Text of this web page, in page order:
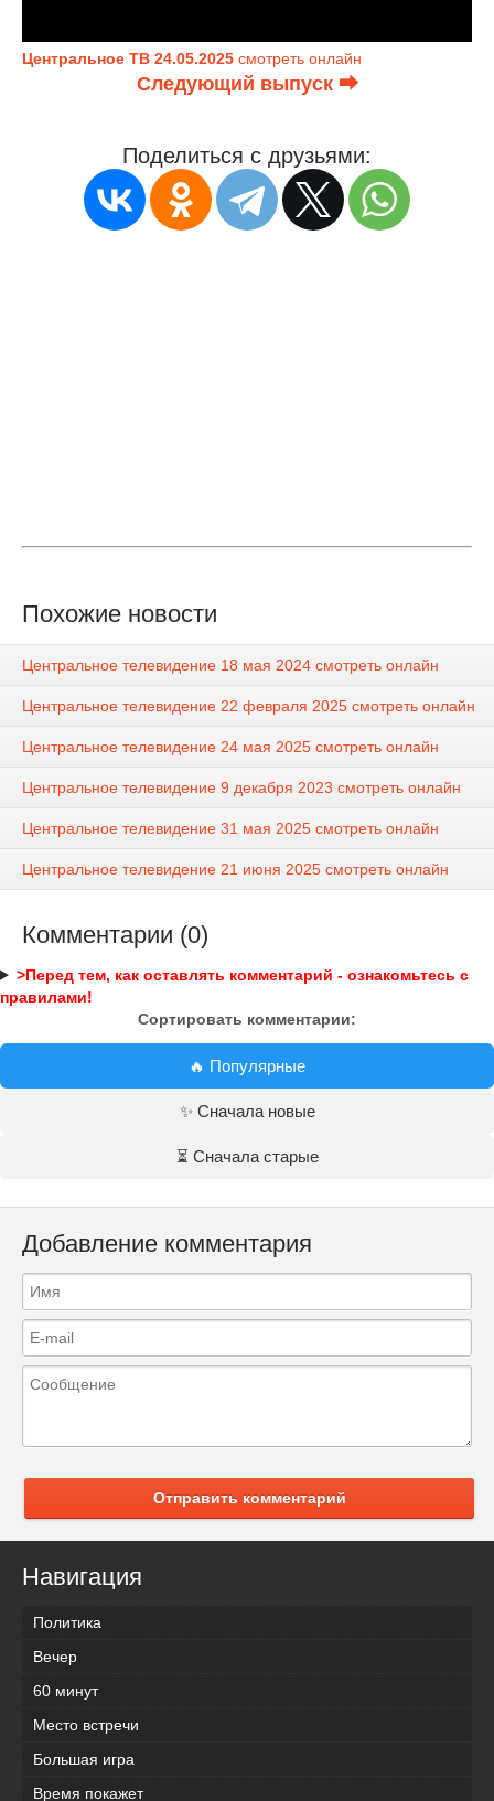
Центральное ТВ 24.05.2025 смотреть онлайн
Следующий выпуск ⮕
Поделиться с друзьями:
Похожие новости
Центральное телевидение 18 мая 2024 смотреть онлайн
Центральное телевидение 22 февраля 2025 смотреть онлайн
Центральное телевидение 24 мая 2025 смотреть онлайн
Центральное телевидение 9 декабря 2023 смотреть онлайн
Центральное телевидение 31 мая 2025 смотреть онлайн
Центральное телевидение 21 июня 2025 смотреть онлайн
Комментарии (0)
>Перед тем, как оставлять комментарий - ознакомьтесь с
правилами!
Сортировать комментарии:
🔥 Популярные
✨ Сначала новые
⏳ Сначала старые
Добавление комментария
Отправить комментарий
Навигация
Политика
Вечер
60 минут
Место встречи
Большая игра
Время покажет